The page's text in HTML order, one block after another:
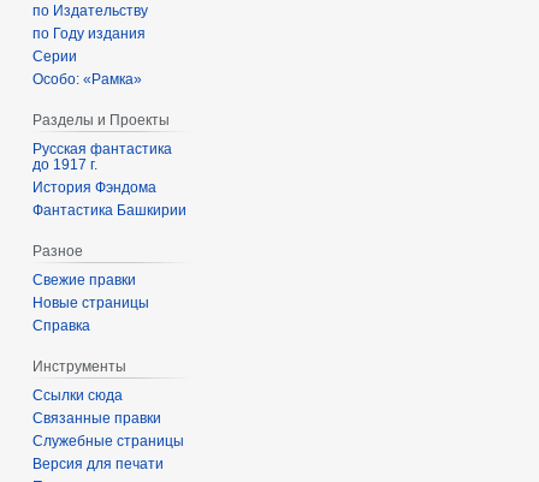
по Издательству
по Году издания
Серии
Особо: «Рамка»
Разделы и Проекты
Русская фантастика
до 1917 г.
История Фэндома
Фантастика Башкирии
Разное
Свежие правки
Новые страницы
Справка
Инструменты
Ссылки сюда
Связанные правки
Служебные страницы
Версия для печати